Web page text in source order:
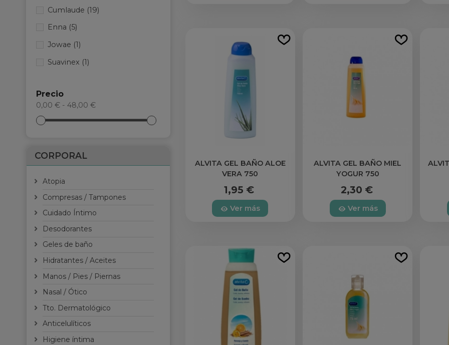
Cumlaude (19)
Enna (5)
Jowae (1)
Suavinex (1)
Precio
0,00 € - 48,00 €
CORPORAL
Atopia
Compresas / Tampones
Cuidado Íntimo
Desodorantes
Geles de baño
Hidratantes / Aceites
Manos / Pies / Piernas
Nasal / Ótico
Tto. Dermatológico
Anticelulíticos
Higiene íntima
ALVITA GEL BAÑO ALOE
VERA 750
1,95 €
Ver más
ALVITA GEL BAÑO MIEL
YOGUR 750
2,30 €
Ver más